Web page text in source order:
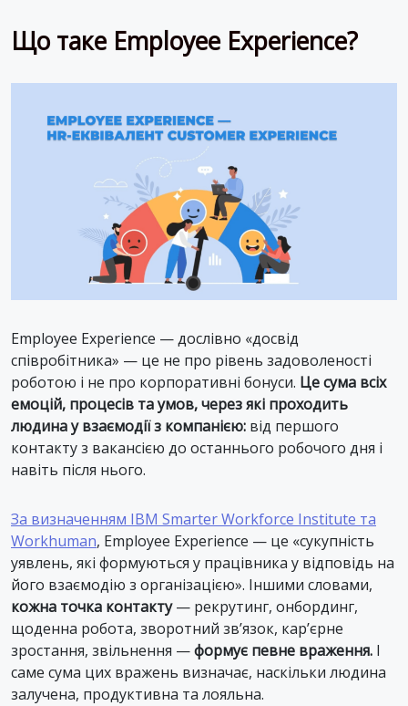
Що таке Employee Experience?
Employee Experience — дослівно «досвід
співробітника» — це не про рівень задоволеності
роботою і не про корпоративні бонуси. Це сума всіх
емоцій, процесів та умов, через які проходить
людина у взаємодії з компанією: від першого
контакту з вакансією до останнього робочого дня і
навіть після нього.
За визначенням IBM Smarter Workforce Institute та
Workhuman, Employee Experience — це «сукупність
уявлень, які формуються у працівника у відповідь на
його взаємодію з організацією». Іншими словами,
кожна точка контакту— рекрутинг, онбординг,
щоденна робота, зворотний зв’язок, кар’єрне
зростання, звільнення —формує певне враження. І
саме сума цих вражень визначає, наскільки людина
залучена, продуктивна та лояльна.